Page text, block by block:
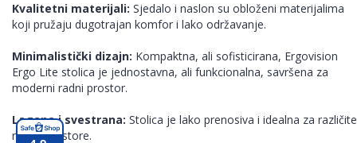
Kvalitetni materijali: Sjedalo i naslon su obloženi materijalima
koji pružaju dugotrajan komfor i lako održavanje.
Minimalistički dizajn: Kompaktna, ali sofisticirana, Ergovision
Ergo Lite stolica je jednostavna, ali funkcionalna, savršena za
moderni radni prostor.
Lagana i svestrana: Stolica je lako prenosiva i idealna za različite
radne prostore.